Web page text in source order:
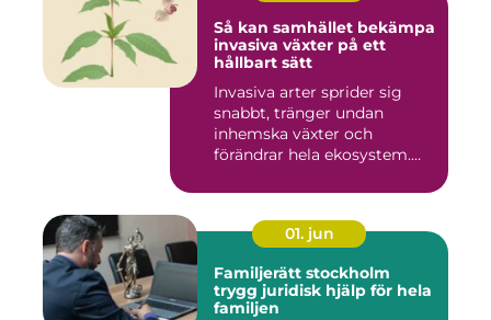
Så kan samhället bekämpa
invasiva växter på ett
hållbart sätt
Invasiva arter sprider sig
snabbt, tränger undan
inhemska växter och
förändrar hela ekosystem.
01. jun
Familjerätt stockholm
trygg juridisk hjälp för hela
familjen